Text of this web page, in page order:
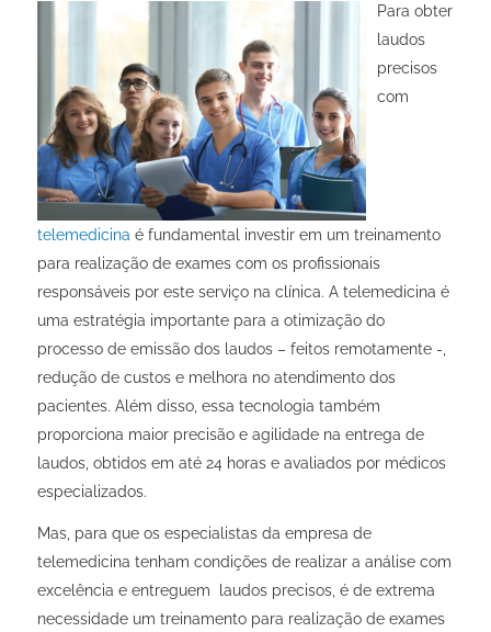
Para obter
laudos
precisos
com
telemedicina é fundamental investir em um treinamento
para realização de examescom os profissionais
responsáveis por este serviço na clínica. A telemedicina é
uma estratégia importante para a otimização do
processo de emissão dos laudos – feitos remotamente -,
redução de custos e melhora no atendimento dos
pacientes. Além disso, essa tecnologia também
proporciona maior precisão e agilidade na entrega de
laudos, obtidos em até 24 horas e avaliados por médicos
especializados.
Mas, para que os especialistas da empresa de
telemedicina tenham condições de realizar a análise com
excelência e entreguem laudos precisos, é de extrema
necessidade um treinamento para realização de exames